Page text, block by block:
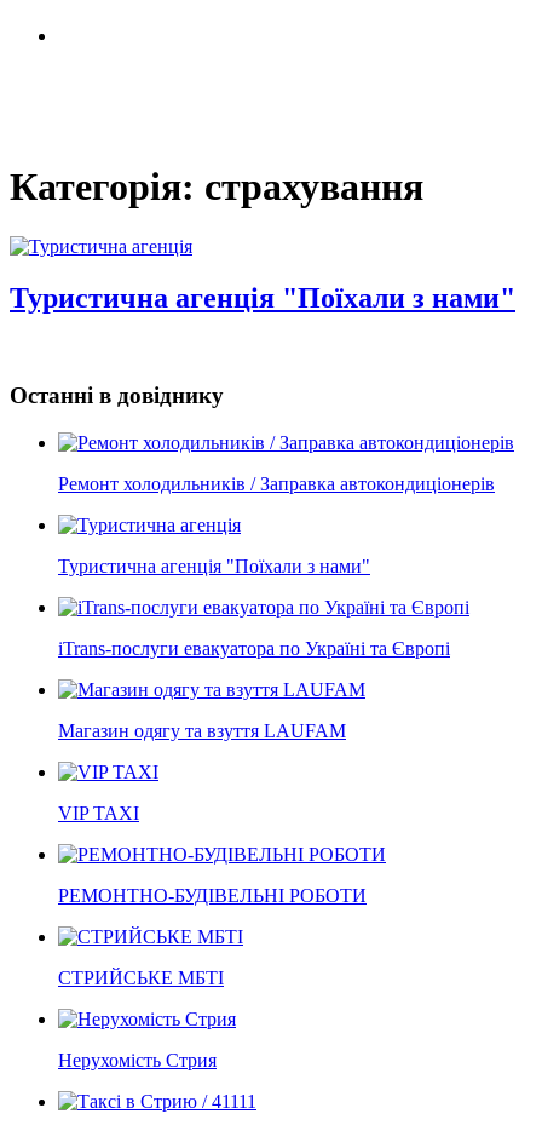
Категорія: страхування
Туристична агенція "Поїхали з нами"
Останні в довіднику
Ремонт холодильників / Заправка автокондиціонерів
Туристична агенція "Поїхали з нами"
iTrans-послуги евакуатора по Україні та Європі
Магазин одягу та взуття LAUFAM
VIP TAXI
РЕМОНТНО-БУДІВЕЛЬНІ РОБОТИ
СТРИЙСЬКЕ МБТІ
Нерухомість Стрия